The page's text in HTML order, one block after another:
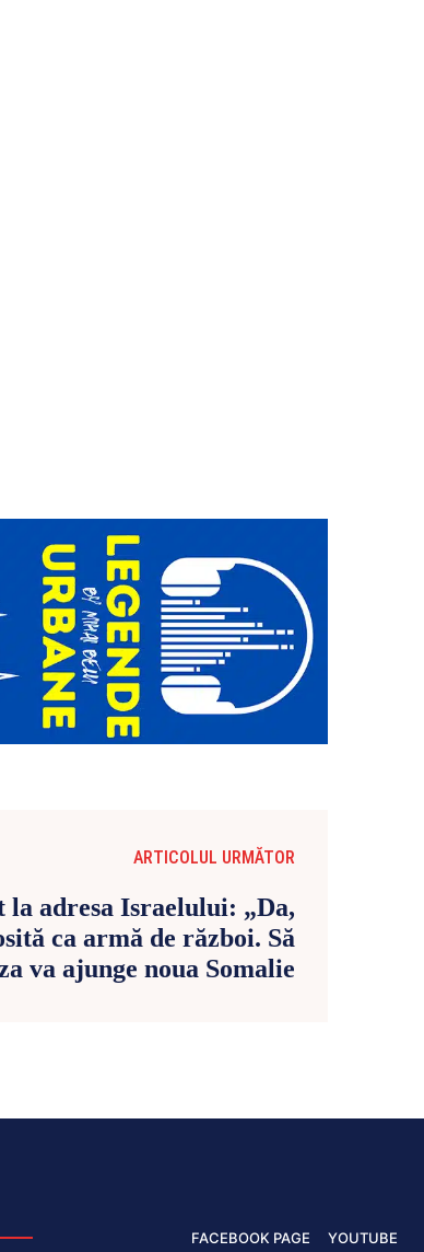
ARTICOLUL URMĂTOR
la adresa Israelului: „Da,
ca armă de război. Să
va ajunge noua Somalie
FACEBOOK PAGE YOUTUBE